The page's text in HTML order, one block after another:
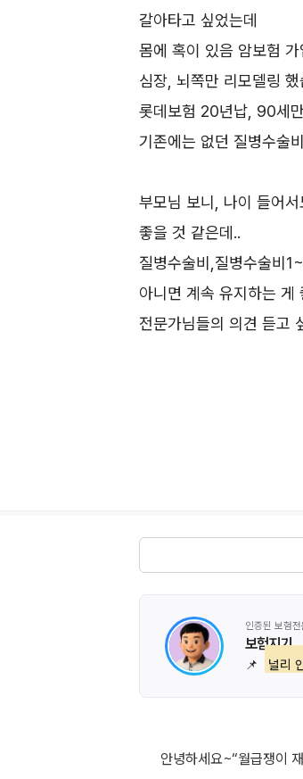
갈아타고 싶었는데
몸에 혹이 있음 암보험
심장, 뇌쪽만 리모델링 했
롯데보험 20년납, 90세만
기존에는 없던 질병수술
부모님 보니, 나이 들어
좋을 것 같은데..
질병수술비,질병수술비
아니면 계속 유지하는 게
전문가님들의 의견 듣고
인증된 보험
보험지기
📌 널리
안녕하세요~“월급쟁이